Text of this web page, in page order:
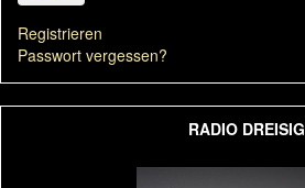
Registrieren
Passwort vergessen?
RADIO DREISIG